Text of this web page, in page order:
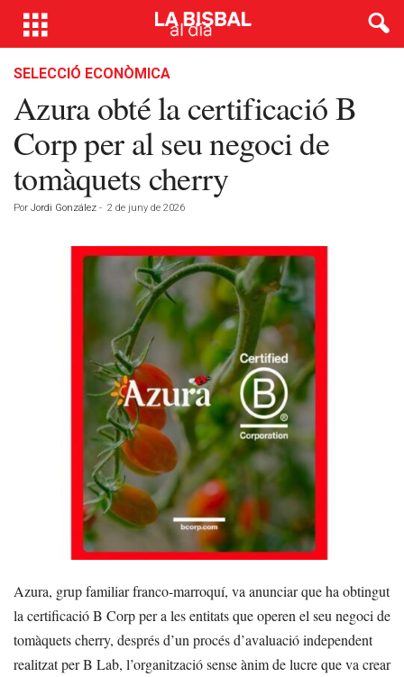
SELECCIÓ ECONÒMICA
Azura obté la certificació B
Corp per al seu negoci de
tomàquets cherry
Por Jordi González - 2 de juny de 2026
Azura, grup familiar franco-marroquí, va anunciar que ha obtingut
la certificació B Corp per a les entitats que operen el seu negoci de
tomàquets cherry, després d’un procés d’avaluació independent
realitzat per B Lab, l’organització sense ànim de lucre que va crear